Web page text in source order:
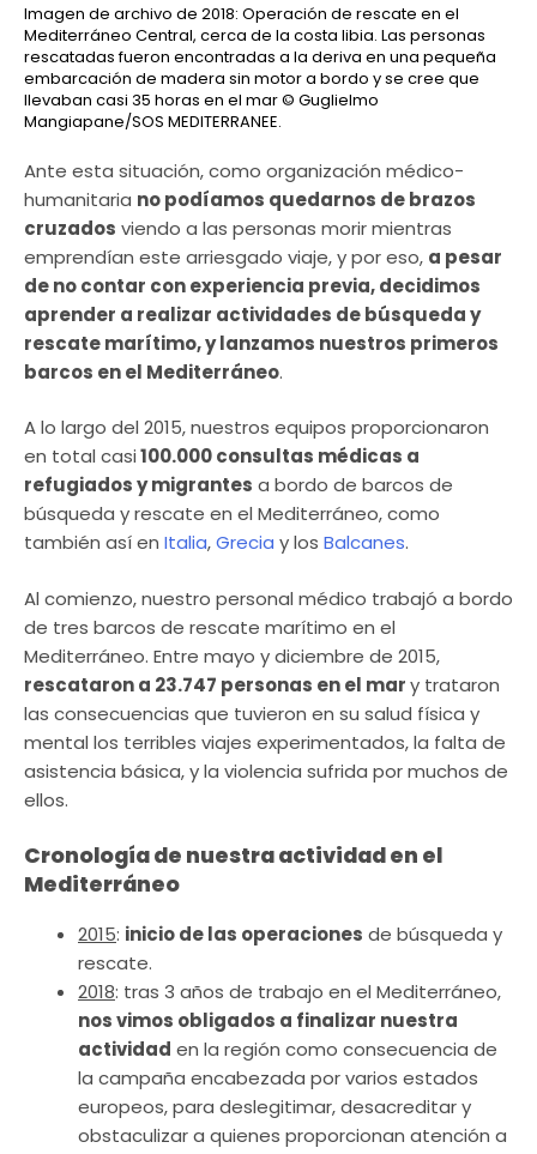
Imagen de archivo de 2018: Operación de rescate en el
Mediterráneo Central, cerca de la costa libia. Las personas
rescatadas fueron encontradas a la deriva en una pequeña
embarcación de madera sin motor a bordo y se cree que
llevaban casi 35 horas en el mar© Guglielmo
Mangiapane/SOS MEDITERRANEE.
Ante esta situación, como organización médico-
humanitaria no podíamos quedarnos de brazos
cruzados viendo a las personas morir mientras
emprendían este arriesgado viaje, y por eso, a pesar
de no contar con experiencia previa, decidimos
aprender a realizar actividades de búsqueda y
rescate marítimo, y lanzamos nuestros primeros
barcos en el Mediterráneo.
A lo largo del 2015, nuestros equipos proporcionaron
en total casi100.000 consultas médicas a
refugiados y migrantes a bordo de barcos de
búsqueda y rescate en el Mediterráneo, como
también así en Italia,Grecia y los Balcanes.
Al comienzo, nuestro personal médico trabajó a bordo
de tres barcos de rescate marítimo en el
Mediterráneo. Entre mayo y diciembre de 2015,
rescataron a 23.747 personas en el mary trataron
las consecuencias que tuvieron en su salud física y
mental los terribles viajes experimentados, la falta de
asistencia básica, y la violencia sufrida por muchos de
ellos.
Cronología de nuestra actividad en el
Mediterráneo
2015: inicio de las operaciones de búsqueda y
rescate.
2018: tras 3 años de trabajo en el Mediterráneo,
nos vimos obligados a finalizar nuestra
actividad en la región como consecuencia de
la campaña encabezada por varios estados
europeos, para deslegitimar, desacreditar y
obstaculizar a quienes proporcionan atención a